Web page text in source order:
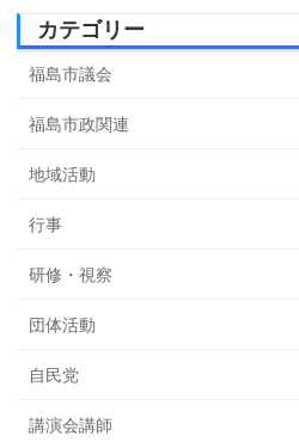
カテゴリー
福島市議会
福島市政関連
地域活動
行事
研修・視察
団体活動
自民党
講演会講師